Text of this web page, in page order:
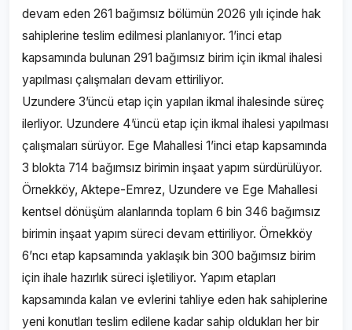
devam eden 261 bağımsız bölümün 2026 yılı içinde hak
sahiplerine teslim edilmesi planlanıyor. 1’inci etap
kapsamında bulunan 291 bağımsız birim için ikmal ihalesi
yapılması çalışmaları devam ettiriliyor.
Uzundere 3’üncü etap için yapılan ikmal ihalesinde süreç
ilerliyor. Uzundere 4’üncü etap için ikmal ihalesi yapılması
çalışmaları sürüyor. Ege Mahallesi 1’inci etap kapsamında
3 blokta 714 bağımsız birimin inşaat yapım sürdürülüyor.
Örnekköy, Aktepe-Emrez, Uzundere ve Ege Mahallesi
kentsel dönüşüm alanlarında toplam 6 bin 346 bağımsız
birimin inşaat yapım süreci devam ettiriliyor. Örnekköy
6’ncı etap kapsamında yaklaşık bin 300 bağımsız birim
için ihale hazırlık süreci işletiliyor. Yapım etapları
kapsamında kalan ve evlerini tahliye eden hak sahiplerine
yeni konutları teslim edilene kadar sahip oldukları her bir